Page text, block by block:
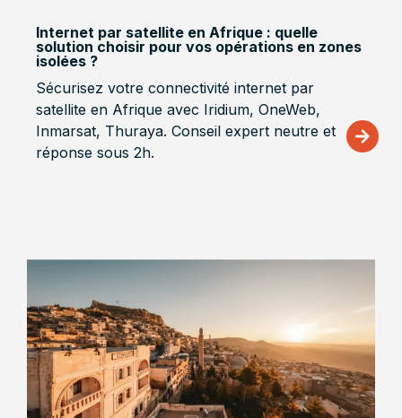
Internet par satellite en Afrique : quelle
solution choisir pour vos opérations en zones
isolées ?
Sécurisez votre connectivité internet par
satellite en Afrique avec Iridium, OneWeb,
Inmarsat, Thuraya. Conseil expert neutre et
réponse sous 2h.